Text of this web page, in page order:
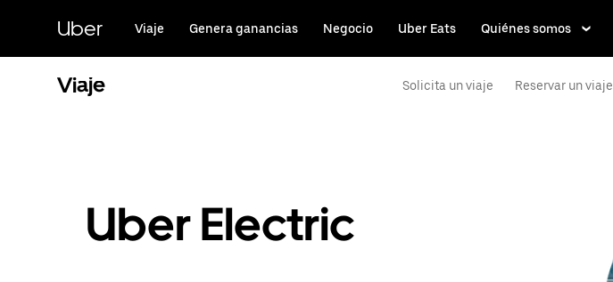
contenido
principal
Uber Viaje Genera ganancias Negocio Uber Eats Quiénes somos
Viaje Solicita un viaje Reservar un viaje
Uber Electric